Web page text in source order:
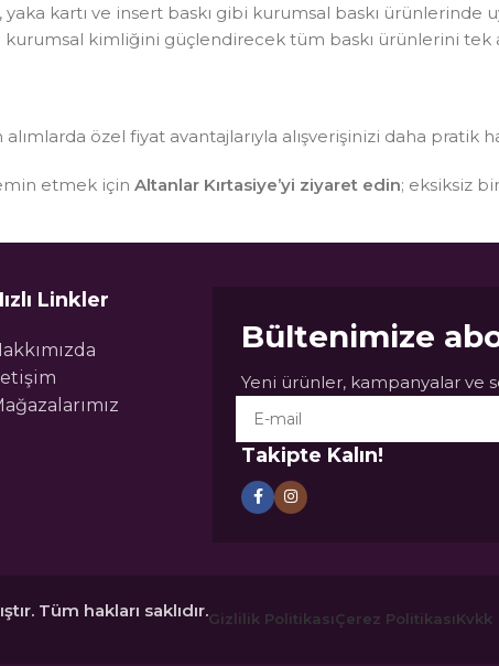
kartı ve insert baskı gibi kurumsal baskı ürünlerinde
kimliğini güçlendirecek tüm baskı ürünlerini
özel fiyat avantajlarıyla alışverişinizi daha pratik
etmek için Altanlar Kırtasiye’yi ziyaret edin; eksiksiz
Linkler
Bültenimize
Yeni ürünler, kampanyalar ve
Takipte Kalın!
Tüm hakları saklıdır.Gizlilik PolitikasıÇerez PolitikasıKvkk